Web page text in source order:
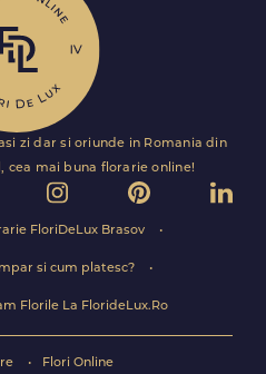
zi dar si oriunde in Romania din
cea mai buna florarie online!
FloriDeLux Brasov
si cum platesc?
Florile La FlorideLux.Ro
Flori Online